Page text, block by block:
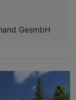
GesmbH